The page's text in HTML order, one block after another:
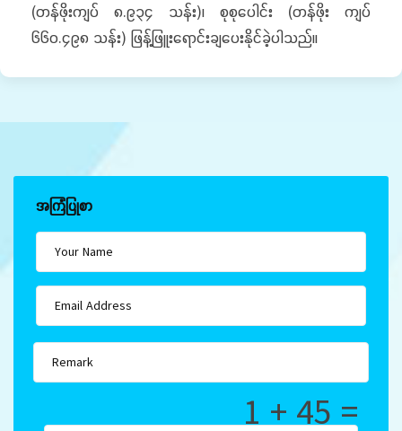
(တန်ဖိုးကျပ် ၈.၉၃၄ သန်း)၊ စုစုပေါင်း (တန်ဖိုး ကျပ်
၆၆၀.၄၉၈ သန်း) ဖြန့်ဖြူးရောင်းချပေးနိုင်ခဲ့ပါသည်။
အကြံပြုစာ
1 + 45 =